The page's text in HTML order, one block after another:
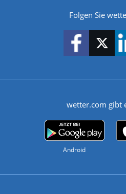
Folgen Sie
wetter.com gibt
Android